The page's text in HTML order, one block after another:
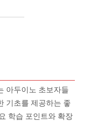
아두이노 초보자들
기초를 제공하는 좋
학습 포인트와 확장